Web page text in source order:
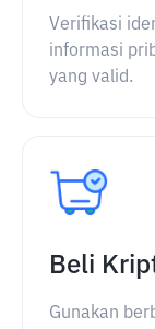
Verifikasi
informasi
yang valid.
Beli
Gunakan